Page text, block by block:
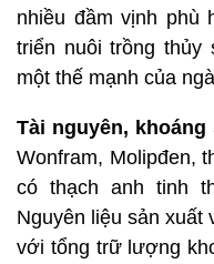
nhiều đầm vịnh phù
triển nuôi trồng thủy
một thế mạnh của
Tài nguyên, khoáng
Wonfram, Molipđen,
có thạch anh tinh
Nguyên liệu sản xuất
với tổng trữ lượng